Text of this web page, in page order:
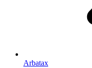
Arbatax